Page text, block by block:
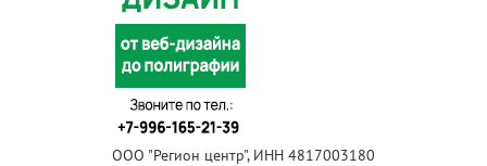
ООО "Регион центр", ИНН 4817003180